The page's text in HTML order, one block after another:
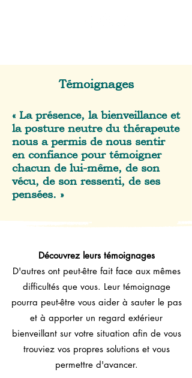
Témoignages
« La présence, la bienveillance et
la posture neutre du thérapeute
nous a permis de nous sentir
en confiance pour témoigner
chacun de lui-même, de son
vécu, de son ressenti, de ses
pensées. »
Découvrez leurs témoignages
D'autres ont peut-être fait face aux mêmes
difficultés que vous. Leur témoignage
pourra peut-être vous aider à sauter le pas
et à apporter un regard extérieur
bienveillant sur votre situation afin de vous
trouviez vos propres solutions et vous
permettre d'avancer.